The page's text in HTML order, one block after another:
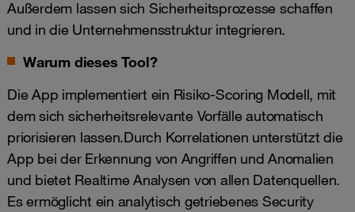
Außerdem lassen sich Sicherheitsprozesse schaffen
und in die Unternehmensstruktur integrieren.
Warum dieses Tool?
Die App implementiert ein Risiko-Scoring Modell, mit
dem sich sicherheitsrelevante Vorfälle automatisch
priorisieren lassen.Durch Korrelationen unterstützt die
App bei der Erkennung von Angriffen und Anomalien
und bietet Realtime Analysen von allen Datenquellen.
Es ermöglicht ein analytisch getriebenes Security